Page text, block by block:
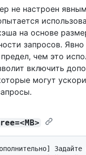
не настроен
на основе
запросов. Явно
чем это
включить
могут